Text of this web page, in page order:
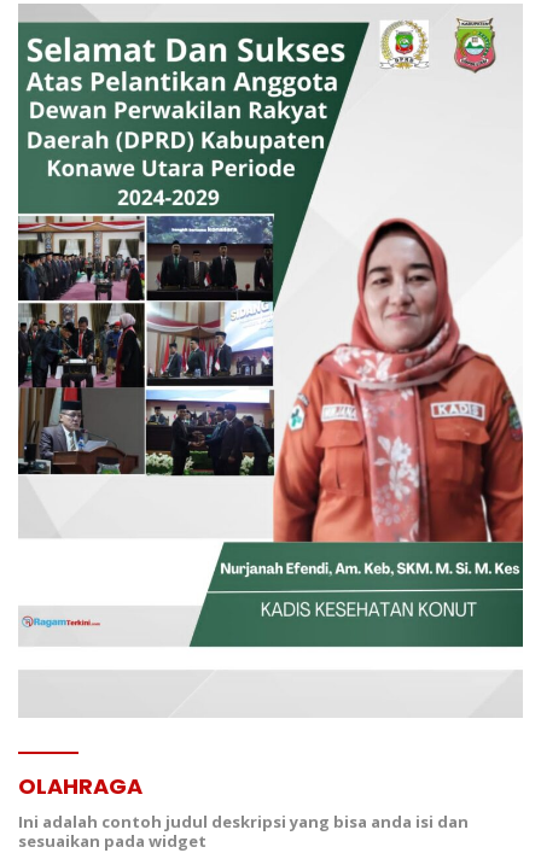
OLAHRAGA
Ini adalah contoh judul deskripsi yang bisa anda isi dan
sesuaikan pada widget